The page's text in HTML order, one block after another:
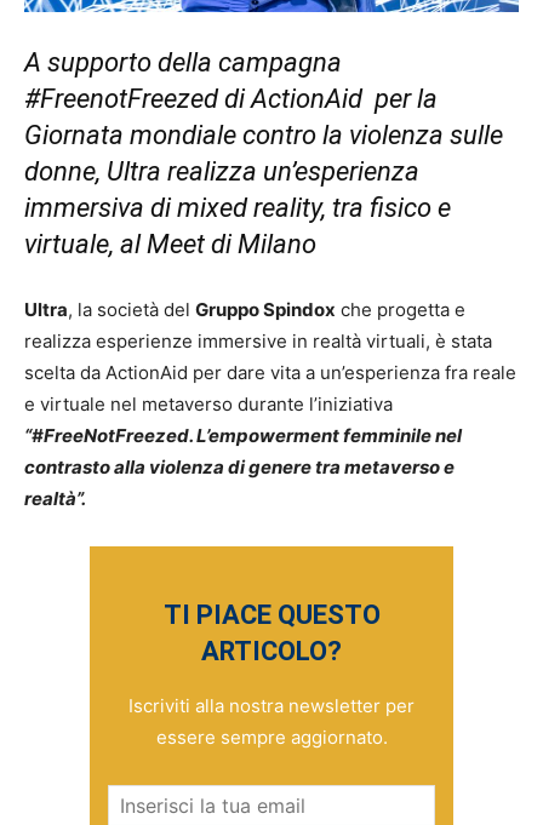
A supporto della campagna
#FreenotFreezed di ActionAid per la
Giornata mondiale contro la violenza sulle
donne, Ultra realizza un’esperienza
immersiva di mixed reality, tra fisico e
virtuale, al Meet di Milano
Ultra, la società del Gruppo Spindox che progetta e
realizza esperienze immersive in realtà virtuali, è stata
scelta da ActionAid per dare vita a un’esperienza fra reale
e virtuale nel metaverso durante l’iniziativa
“#FreeNotFreezed. L’empowerment femminile nel
contrasto alla violenza di genere tra metaverso e
realtà”.
TI PIACE QUESTO
ARTICOLO?
Iscriviti alla nostra newsletter per
essere sempre aggiornato.